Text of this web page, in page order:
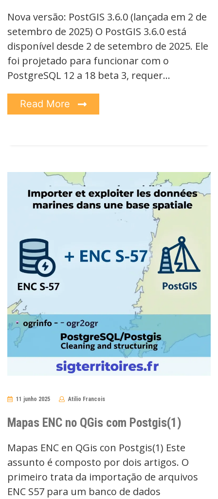
Nova versão: PostGIS 3.6.0 (lançada em 2 de
setembro de 2025) O PostGIS 3.6.0 está
disponível desde 2 de setembro de 2025. Ele
foi projetado para funcionar com o
PostgreSQL 12 a 18 beta 3, requer…
Read More
11 junho 2025 Atilio Francois
Mapas ENC no QGis com Postgis(1)
Mapas ENC en QGis con Postgis(1) Este
assunto é composto por dois artigos. O
primeiro trata da importação de arquivos
ENC S57 para um banco de dados